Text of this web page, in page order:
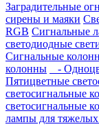
Заградительные
сирены и маяки
RGB Сигнальные
светодиодные
Сигнальные
колонны
-
Пятицветные
светосигнальные
светосигнальные
лампы для